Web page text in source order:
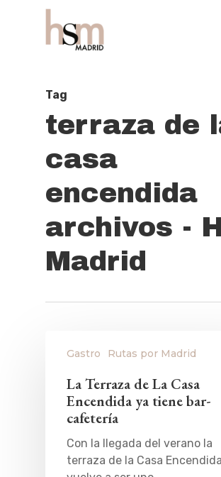
Tag
terraza de
casa
encendida
archivos -
Madrid
Gastro Rutas por Madrid
La Terraza de La Casa
Encendida ya tiene bar-
cafetería
Con la llegada del verano la
terraza de la Casa Encendida